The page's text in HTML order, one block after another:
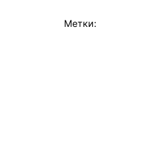
Метки: